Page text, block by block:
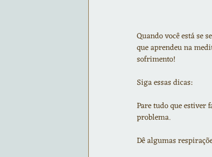
Quando você está se
que aprendeu na
sofrimento!
Siga essas dicas:
Pare tudo que
problema.
Dê algumas